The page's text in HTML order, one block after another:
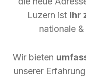
Luzern ist Ihr
nationale
Wir bieten
unserer